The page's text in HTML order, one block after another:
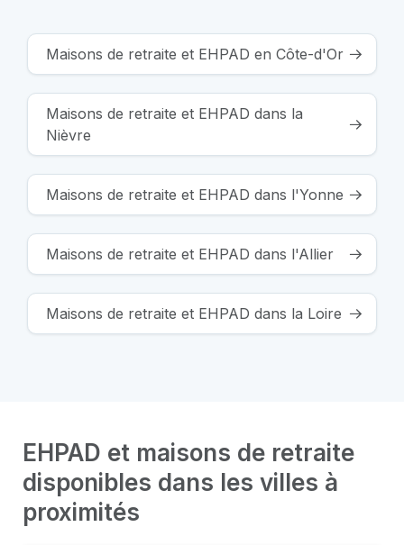
Maisons de retraite et EHPAD en Côte-d'Or
Maisons de retraite et EHPAD dans la
Nièvre
Maisons de retraite et EHPAD dans l'Yonne
Maisons de retraite et EHPAD dans l'Allier
Maisons de retraite et EHPAD dans la Loire
EHPAD et maisons de retraite
disponibles dans les villes à
proximités